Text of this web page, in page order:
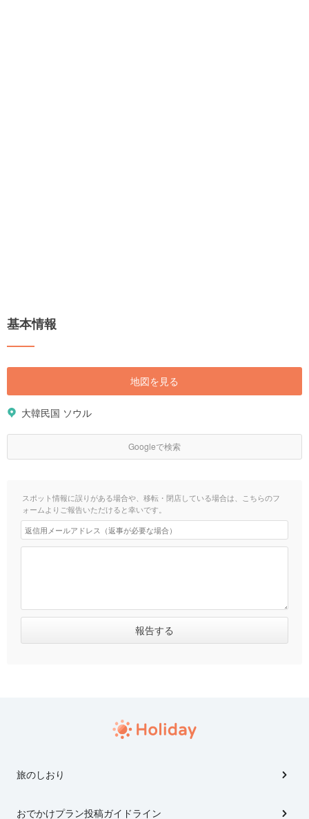
基本情報
地図を見る
大韓民国 ソウル
Googleで検索
スポット情報に誤りがある場合や、移転・閉店している場合は、こちらのフ
ォームよりご報告いただけると幸いです。
旅のしおり
おでかけプラン投稿ガイドライン